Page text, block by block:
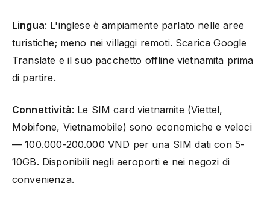
Lingua: L'inglese è ampiamente parlato nelle aree
turistiche; meno nei villaggi remoti. Scarica Google
Translate e il suo pacchetto offline vietnamita prima
di partire.
Connettività: Le SIM card vietnamite (Viettel,
Mobifone, Vietnamobile) sono economiche e veloci
— 100.000-200.000 VND per una SIM dati con 5-
10GB. Disponibili negli aeroporti e nei negozi di
convenienza.